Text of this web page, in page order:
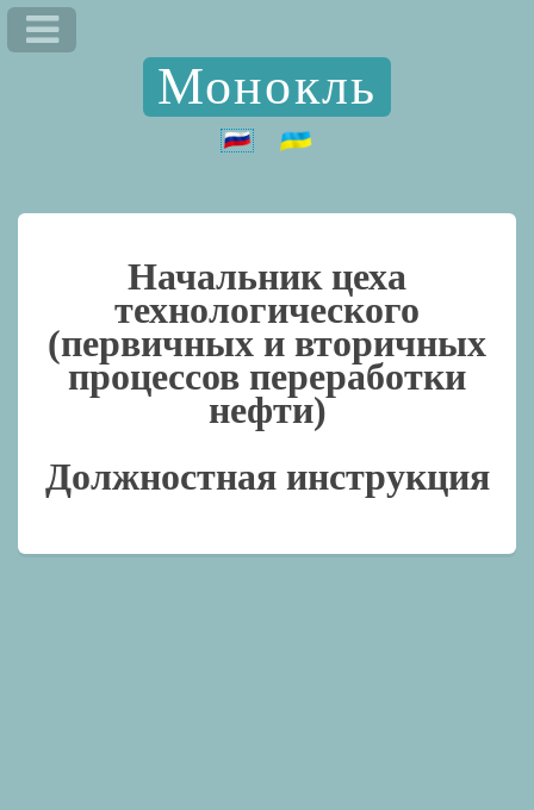
Монокль
Начальник цеха
технологического
(первичных и вторичных
процессов переработки
нефти)
Должностная инструкция